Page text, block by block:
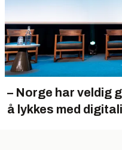
– Norge har veldig
å lykkes med